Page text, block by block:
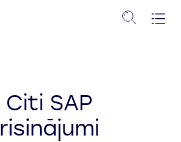
Citi SAP
risinājumi